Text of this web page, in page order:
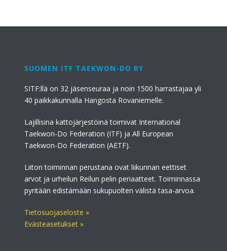
SUOMEN ITF TAEKWON-DO RY
SITF:llä on 32 jäsenseuraa ja noin 1500 harrastajaa yli
40 paikkakunnalla Hangosta Rovaniemelle.
Lajillisina kattojärjestöinä toimivat International
Taekwon-Do Federation (ITF) ja All European
Taekwon-Do Federation (AETF).
Liiton toiminnan perustana ovat liikunnan eettiset
arvot ja urheilun Reilun pelin periaatteet. Toiminnassa
pyritään edistämään sukupuolten välistä tasa-arvoa.
Tietosuojaseloste »
Evästeasetukset »